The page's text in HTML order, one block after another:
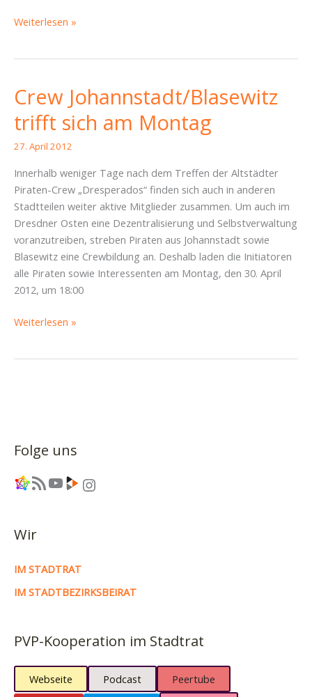
Offenes
Weiterlesen »
Crew Johannstadt/Blasewitz
trifft sich am Montag
27. April 2012
Innerhalb weniger Tage nach dem Treffen der Altstädter
Piraten-Crew „Dresperados“ finden sich auch in anderen
Stadtteilen weiter aktive Mitglieder zusammen. Um auch im
Dresdner Osten eine Dezentralisierung und Selbstverwaltung
voranzutreiben, streben Piraten aus Johannstadt sowie
Blasewitz eine Crewbildung an. Deshalb laden die Initiatoren
alle Piraten sowie Interessenten am Montag, den 30. April
2012, um 18:00
Crew
Weiterlesen »
Folge uns
Link RSS-Feed YouTube Link Instagram
Wir
IM STADTRAT
IM STADTBEZIRKSBEIRAT
PVP-Kooperation im Stadtrat
Webseite Podcast
Peertube